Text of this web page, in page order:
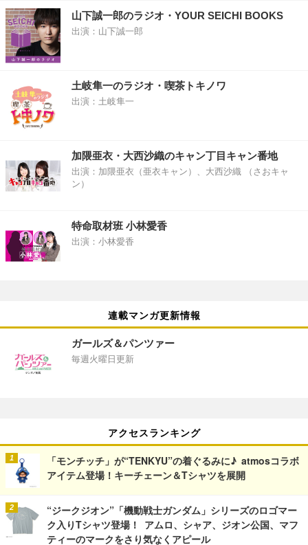
山下誠一郎のラジオ・YOUR SEICHI BOOKS
出演：山下誠一郎
土岐隼一のラジオ・喫茶トキノワ
出演：土岐隼一
加隈亜衣・大西沙織のキャン丁目キャン番地
出演：加隈亜衣（亜衣キャン）、大西沙織 （さおキャ
ン）
特命取材班 小林愛香
出演：小林愛香
連載マンガ更新情報
ガールズ＆パンツァー
毎週火曜日更新
アクセスランキング
「モンチッチ」が“TENKYU”の着ぐるみに♪ atmosコラボ
アイテム登場！キーチェーン＆Tシャツを展開
“ジークジオン”「機動戦士ガンダム」シリーズのロゴマー
ク入りTシャツ登場！ アムロ、シャア、ジオン公国、マフ
ティーのマークをさり気なくアピール